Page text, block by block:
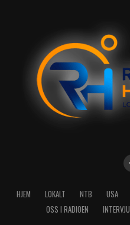
HJEM LOKALT NTB USA
OSS I RADIOEN
INTERVJU